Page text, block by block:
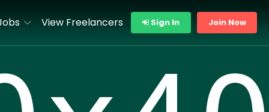
View Freelancers Sign In Join Now